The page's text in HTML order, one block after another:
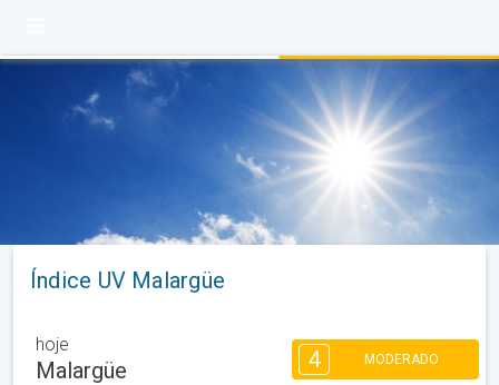
Índice UV Malargüe
hoje
Malargüe 4 MODERADO